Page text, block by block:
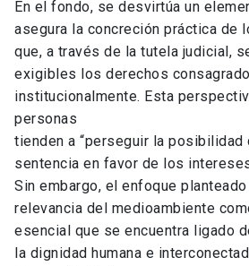
En el fondo, se desvirtúa un
asegura la concreción práctica de
que, a través de la tutela judicial,
exigibles los derechos
institucionalmente. Esta
personas
tienden a “perseguir la posibilidad
sentencia en favor de los
Sin embargo, el enfoque
relevancia del medioambiente
esencial que se encuentra ligado
la dignidad humana e